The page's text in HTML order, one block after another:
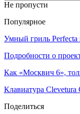
Не пропусти
Популярное
Умный гриль Perfecta
Подробности о
Как «Москвич 6»,
Клавиатура
Поделиться